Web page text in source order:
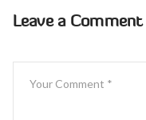
Leave a Comment